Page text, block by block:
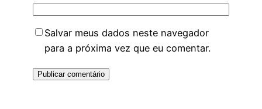
Salvar meus dados neste navegador
para a próxima vez que eu comentar.